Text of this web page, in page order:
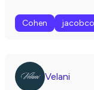
Cohen
Velani